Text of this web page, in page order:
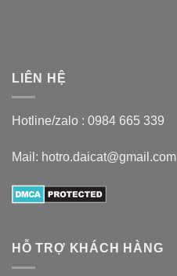
LIÊN HỆ
Hotline/zalo : 0984 665 339
Mail: hotro.daicat@gmail.com
HỖ TRỢ KHÁCH HÀNG